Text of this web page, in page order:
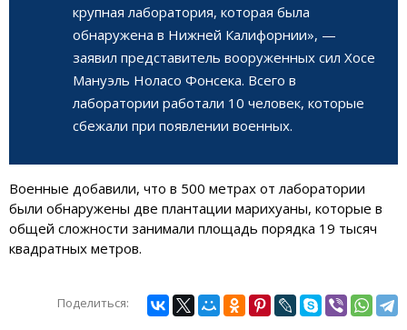
крупная лаборатория, которая была
обнаружена в Нижней Калифорнии», —
заявил представитель вооруженных сил Хосе
Мануэль Ноласо Фонсека. Всего в
лаборатории работали 10 человек, которые
сбежали при появлении военных.
Военные добавили, что в 500 метрах от лаборатории
были обнаружены две плантации марихуаны, которые в
общей сложности занимали площадь порядка 19 тысяч
квадратных метров.
Поделиться: